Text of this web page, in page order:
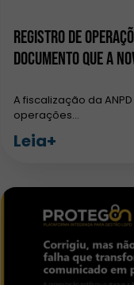
Registro de
documento que a
A fiscalização da
operações…
Leia+